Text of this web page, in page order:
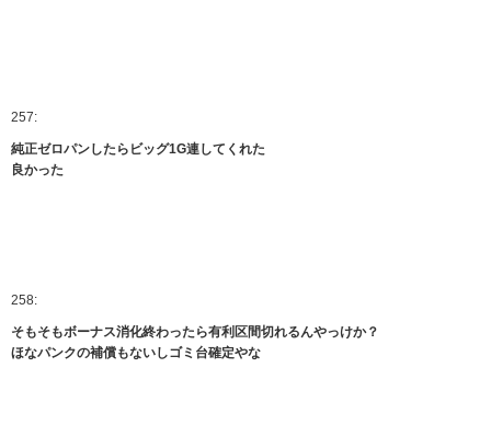
257:
純正ゼロパンしたらビッグ1G連してくれた
良かった
258:
そもそもボーナス消化終わったら有利区間切れるんやっけか？
ほなパンクの補償もないしゴミ台確定やな